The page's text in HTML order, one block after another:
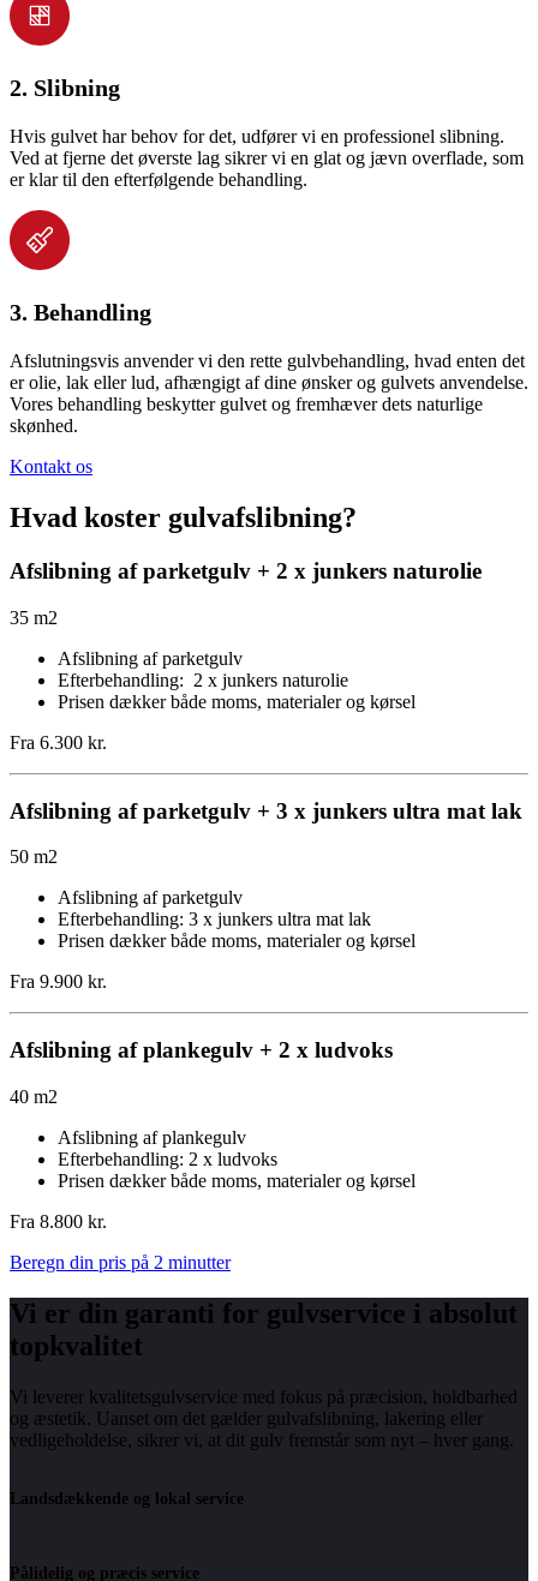
2. Slibning
Hvis gulvet har behov for det, udfører vi en professionel slibning.
Ved at fjerne det øverste lag sikrer vi en glat og jævn overflade, som
er klar til den efterfølgende behandling.
3. Behandling
Afslutningsvis anvender vi den rette gulvbehandling, hvad enten det
er olie, lak eller lud, afhængigt af dine ønsker og gulvets anvendelse.
Vores behandling beskytter gulvet og fremhæver dets naturlige
skønhed.
Kontakt os
Hvad koster gulvafslibning?
Afslibning af parketgulv + 2 x junkers naturolie
35 m2
Afslibning af parketgulv
Efterbehandling: 2 x junkers naturolie
Prisen dækker både moms, materialer og kørsel
Fra 6.300 kr.
Afslibning af parketgulv + 3 x junkers ultra mat lak
50 m2
Afslibning af parketgulv
Efterbehandling: 3 x junkers ultra mat lak
Prisen dækker både moms, materialer og kørsel
Fra 9.900 kr.
Afslibning af plankegulv + 2 x ludvoks
40 m2
Afslibning af plankegulv
Efterbehandling: 2 x ludvoks
Prisen dækker både moms, materialer og kørsel
Fra 8.800 kr.
Beregn din pris på 2 minutter
Vi er din garanti for gulvservice i absolut
topkvalitet
Vi leverer kvalitetsgulvservice med fokus på præcision, holdbarhed
og æstetik. Uanset om det gælder gulvafslibning, lakering eller
vedligeholdelse, sikrer vi, at dit gulv fremstår som nyt – hver gang.
Landsdækkende og lokal service
Pålidelig og præcis service